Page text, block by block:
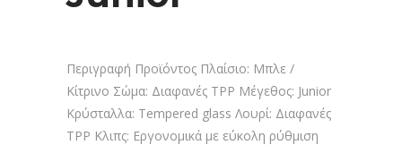
Περιγραφή Προϊόντος Πλαίσιο: Μπλε /
Κίτρινο Σώμα: Διαφανές ΤΡΡ Μέγεθος: Junior
Κρύσταλλα: Tempered glass Λουρί: Διαφανές
ΤΡΡ Κλιπς: Εργονομικά με εύκολη ρύθμιση